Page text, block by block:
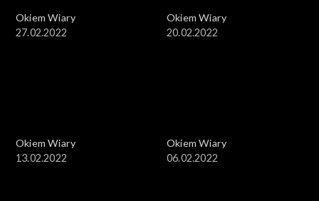
Okiem Wiary
27.02.2022
Okiem Wiary
20.02.2022
Okiem Wiary
13.02.2022
Okiem Wiary
06.02.2022